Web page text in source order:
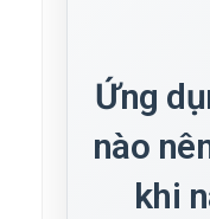
Ứng
nào
khi